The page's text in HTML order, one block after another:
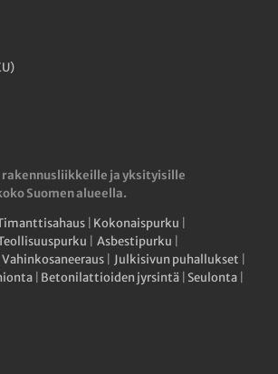
rakennusliikkeille ja yksityisille
Suomen alueella.
Kokonaispurku
Asbestipurku
Vahinkosaneeraus Julkisivun puhallukset
Betonilattioiden jyrsintä Seulonta